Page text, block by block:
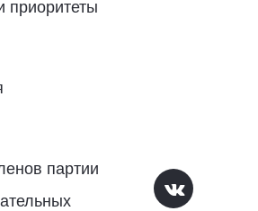
приоритеты
партии